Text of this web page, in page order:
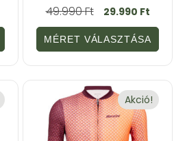
0
a
z
5
-
b
ő
49.990Ft 29.990 Ft
MÉRET VÁLASZTÁSA
Akció!